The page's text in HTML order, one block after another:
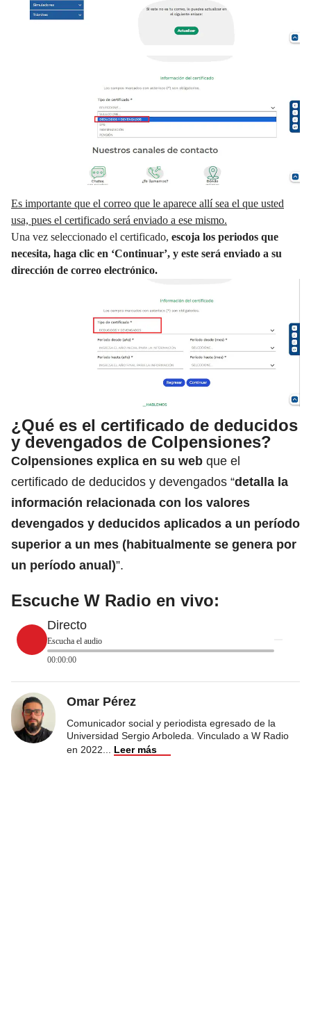
Es importante que el correo que le aparece allí sea el que usted
usa, pues el certificado será enviado a ese mismo.
Una vez seleccionado el certificado, escoja los periodos que
necesita, haga clic en ‘Continuar’, y este será enviado a su
dirección de correo electrónico.
¿Qué es el certificado de deducidos
y devengados de Colpensiones?
Colpensiones explica en su web que el
certificado de deducidos y devengados “detalla la
información relacionada con los valores
devengados y deducidos aplicados a un período
superior a un mes (habitualmente se genera por
un período anual)”.
Escuche W Radio en vivo:
Directo
Escucha el audio
00:00:00
Omar Pérez
Comunicador social y periodista egresado de la
Universidad Sergio Arboleda. Vinculado a W Radio
en 2022
Leer más